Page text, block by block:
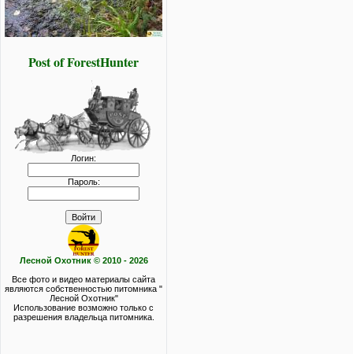
Post of ForestHunter
Логин:
Пароль:
Лесной Охотник © 2010 - 2026
Все фото и видео материалы сайта
являются собственностью питомника "
Лесной Охотник"
Использование возможно только с
разрешения владельца питомника.